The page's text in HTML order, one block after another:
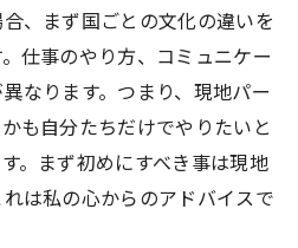
、まず国ごとの文化の違いを
仕事のやり方、コミュニケー
なります。つまり、現地パー
も自分たちだけでやりたいと
。まず初めにすべき事は現地
は私の心からのアドバイスで